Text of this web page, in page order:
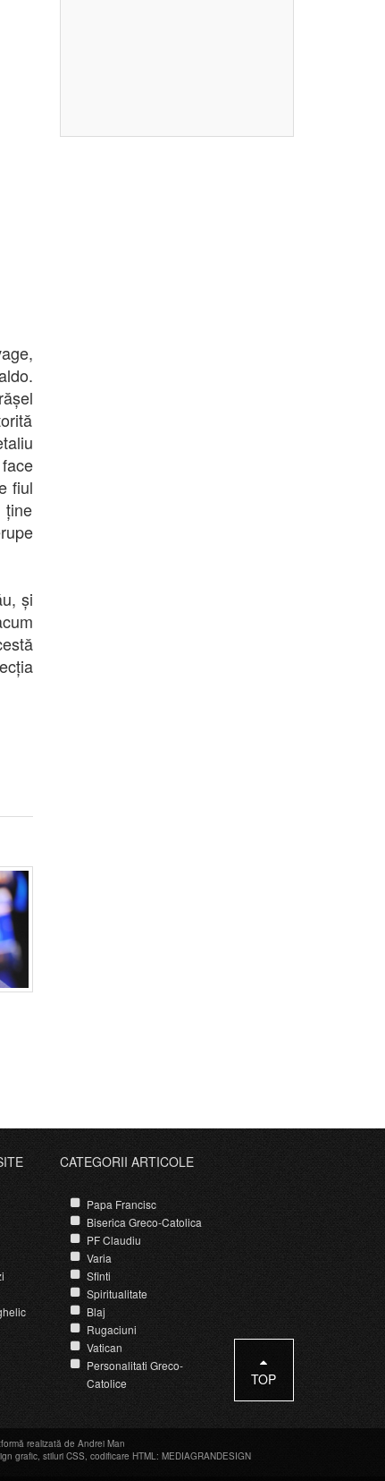
fiul
și
CATEGORII ARTICOLE
Papa Francisc
Biserica Greco-Catolica
PF Claudiu
Varia
Sfinti
Spiritualitate
Blaj
Rugaciuni
Vatican
Personalitati Greco-
Catolice
TOP
realizată de Andrei Man
grafic, stiluri CSS, codificare HTML: MEDIAGRANDESIGN